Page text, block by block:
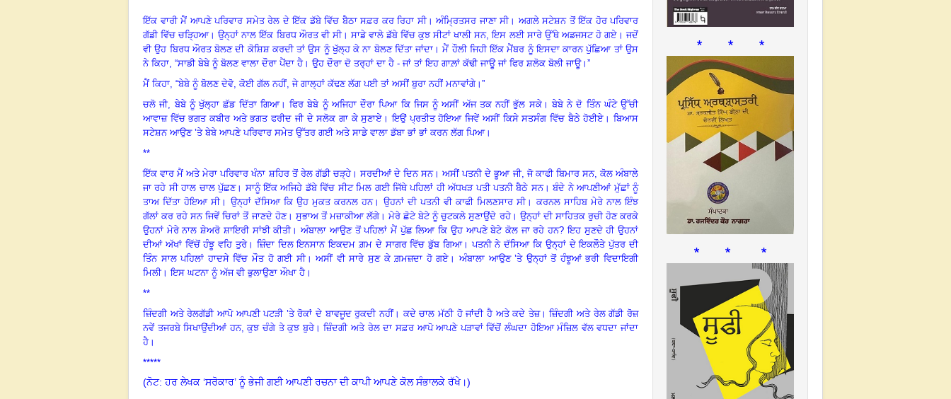
ਇੱਕ ਵਾਰੀ ਮੈਂ ਆਪਣੇ ਪਰਿਵਾਰ ਸਮੇਤ ਰੇਲ ਦੇ ਇੱਕ ਡੱਬੇ ਵਿੱਚ ਬੈਠਾ ਸਫ਼ਰ ਕਰ ਰਿਹਾ ਸੀ। ਅੰਮ੍ਰਿਤਸਰ ਜਾਣਾ ਸੀ। ਅਗਲੇ ਸਟੇਸ਼ਨ ਤੋਂ ਇੱਕ ਹੋਰ ਪਰਿਵਾਰ
ਗੱਡੀ ਵਿੱਚ ਚੜ੍ਹਿਆ। ਉਨ੍ਹਾਂ ਨਾਲ ਇੱਕ ਬਿਰਧ ਔਰਤ ਵੀ ਸੀ। ਸਾਡੇ ਵਾਲੇ ਡੱਬੇ ਵਿੱਚ ਕੁਝ ਸੀਟਾਂ ਖਾਲੀ ਸਨ, ਇਸ ਲਈ ਸਾਰੇ ਉੱਥੇ ਅਡਜਸਟ ਹੋ ਗਏ।ਜਦੋਂ
ਵੀ ਉਹ ਬਿਰਧ ਔਰਤ ਬੋਲਣ ਦੀ ਕੋਸ਼ਿਸ਼ ਕਰਦੀ ਤਾਂ ਉਸ ਨੂੰ ਖੁੱਲ੍ਹ ਕੇ ਨਾ ਬੋਲਣ ਦਿੱਤਾ ਜਾਂਦਾ ।ਮੈਂ ਹੌਲੀ ਜਿਹੀ ਇੱਕ ਮੈਂਬਰ ਨੂੰ ਇਸਦਾ ਕਾਰਨ ਪੁੱਛਿਆ ਤਾਂ ਉਸ
ਨੇ ਕਿਹਾ, “ਸਾਡੀ ਬੇਬੇ ਨੂੰ ਬੋਲਣ ਵਾਲਾ ਦੌਰਾ ਪੈਂਦਾ ਹੈ । ਉਹ ਦੌਰਾ ਦੋ ਤਰ੍ਹਾਂ ਦਾ ਹੈ - ਜਾਂ ਤਾਂ ਇਹ ਗਾਲ਼ਾਂ ਕੱਢੀ ਜਾਊ ਜਾਂ ਫਿਰ ਸ਼ਲੋਕ ਬੋਲੀ ਜਾਊ। ”
ਮੈਂ ਕਿਹਾ , “ਬੇਬੇ ਨੂੰ ਬੋਲਣ ਦੇਵੋ, ਕੋਈ ਗੱਲ ਨਹੀਂ, ਜੇ ਗਾਲ੍ਹਾਂ ਕੱਢਣ ਲੱਗ ਪਈ ਤਾਂ ਅਸੀਂ ਬੁਰਾ ਨਹੀਂ ਮਨਾਵਾਂਗੇ।”
ਚਲੋ ਜੀ, ਬੇਬੇ ਨੂੰ ਖੁੱਲ੍ਹਾ ਛੱਡ ਦਿੱਤਾ ਗਿਆ। ਫਿਰ ਬੇਬੇ ਨੂੰ ਅਜਿਹਾ ਦੌਰਾ ਪਿਆ ਕਿ ਜਿਸ ਨੂੰ ਅਸੀਂ ਅੱਜ ਤਕ ਨਹੀਂ ਭੁੱਲ ਸਕੇ। ਬੇਬੇ ਨੇ ਦੋ ਤਿੰਨ ਘੰਟੇ ਉੱਚੀ
ਆਵਾਜ਼ ਵਿੱਚ ਭਗਤ ਕਬੀਰ ਅਤੇ ਭਗਤ ਫਰੀਦ ਜੀ ਦੇ ਸਲੋਕ ਗਾ ਕੇ ਸੁਣਾਏ ।ਇਉਂ ਪ੍ਰਤੀਤ ਹੋਇਆ ਜਿਵੇਂ ਅਸੀਂ ਕਿਸੇ ਸਤਸੰਗ ਵਿੱਚ ਬੈਠੇ ਹੋਈਏ ।ਬਿਆਸ
ਸਟੇਸ਼ਨ ਆਉਣ ’ਤੇ ਬੇਬੇ ਆਪਣੇ ਪਰਿਵਾਰ ਸਮੇਤ ਉੱਤਰ ਗਈ ਅਤੇ ਸਾਡੇ ਵਾਲਾ ਡੱਬਾ ਭਾਂ ਭਾਂ ਕਰਨ ਲੱਗ ਪਿਆ।
**
ਇੱਕ ਵਾਰ ਮੈਂ ਅਤੇ ਮੇਰਾ ਪਰਿਵਾਰ ਖੰਨਾ ਸ਼ਹਿਰ ਤੋਂ ਰੇਲ ਗੱਡੀ ਚੜ੍ਹੇ। ਸਰਦੀਆਂ ਦੇ ਦਿਨ ਸਨ।ਅਸੀਂ ਪਤਨੀ ਦੇ ਭੂਆ ਜੀ, ਜੋ ਕਾਫੀ ਬਿਮਾਰ ਸਨ, ਕੋਲ ਅੰਬਾਲੇ
ਜਾ ਰਹੇ ਸੀ ਹਾਲ ਚਾਲ ਪੁੱਛਣ। ਸਾਨੂੰ ਇੱਕ ਅਜਿਹੇ ਡੱਬੇ ਵਿੱਚ ਸੀਟ ਮਿਲ ਗਈ ਜਿੱਥੇ ਪਹਿਲਾਂ ਹੀ ਅੱਧਖੜ ਪਤੀ ਪਤਨੀ ਬੈਠੇ ਸਨ।ਬੰਦੇ ਨੇ ਆਪਣੀਆਂ ਮੁੱਛਾਂ ਨੂੰ
ਤਾਅ ਦਿੱਤਾ ਹੋਇਆ ਸੀ। ਉਨ੍ਹਾਂ ਦੱਸਿਆ ਕਿ ਉਹ ਮੁਕਤ ਕਰਨਲ ਹਨ। ਉਹਨਾਂ ਦੀ ਪਤਨੀ ਵੀ ਕਾਫੀ ਮਿਲਣਸਾਰ ਸੀ। ਕਰਨਲ ਸਾਹਿਬ ਮੇਰੇ ਨਾਲ ਇੰਝ
ਗੱਲਾਂ ਕਰ ਰਹੇ ਸਨ ਜਿਵੇਂ ਚਿਰਾਂ ਤੋਂ ਜਾਣਦੇ ਹੋਣ। ਸੁਭਾਅ ਤੋਂ ਮਜ਼ਾਕੀਆ ਲੱਗੇ।ਮੇਰੇ ਛੋਟੇ ਬੇਟੇ ਨੂੰ ਚੁਟਕਲੇ ਸੁਣਾਉਂਦੇ ਰਹੇ। ਉਨ੍ਹਾਂ ਦੀ ਸਾਹਿਤਕ ਰੁਚੀ ਹੋਣ ਕਰਕੇ
ਉਹਨਾਂ ਮੇਰੇ ਨਾਲ ਸ਼ੇਅਰੋ ਸ਼ਾਇਰੀ ਸਾਂਝੀ ਕੀਤੀ।ਅੰਬਾਲਾ ਆਉਣ ਤੋਂ ਪਹਿਲਾਂ ਮੈਂ ਪੁੱਛ ਲਿਆ ਕਿ ਉਹ ਆਪਣੇ ਬੇਟੇ ਕੋਲ ਜਾ ਰਹੇ ਹਨ? ਇਹ ਸੁਣਦੇ ਹੀ ਉਹਨਾਂ
ਦੀਆਂ ਅੱਖਾਂ ਵਿੱਚੋਂ ਹੰਝੂ ਵਹਿ ਤੁਰੇ। ਜ਼ਿੰਦਾ ਦਿਲ ਇਨਸਾਨ ਇਕਦਮ ਗ਼ਮ ਦੇ ਸਾਗਰ ਵਿੱਚ ਡੁੱਬ ਗਿਆ। ਪਤਨੀ ਨੇ ਦੱਸਿਆ ਕਿ ਉਨ੍ਹਾਂ ਦੇ ਇਕਲੌਤੇ ਪੁੱਤਰ ਦੀ
ਤਿੰਨ ਸਾਲ ਪਹਿਲਾਂ ਹਾਦਸੇ ਵਿੱਚ ਮੌਤ ਹੋ ਗਈ ਸੀ।ਅਸੀਂ ਵੀ ਸਾਰੇ ਸੁਣ ਕੇ ਗ਼ਮਜ਼ਦਾ ਹੋ ਗਏ । ਅੰਬਾਲਾ ਆਉਣ ’ਤੇ ਉਨ੍ਹਾਂ ਤੋਂ ਹੰਝੂਆਂ ਭਰੀ ਵਿਦਾਇਗੀ
ਮਿਲੀ।ਇਸ ਘਟਨਾ ਨੂੰ ਅੱਜ ਵੀ ਭੁਲਾਉਣਾ ਔਖਾ ਹੈ ।
**
ਜ਼ਿੰਦਗੀ ਅਤੇ ਰੇਲਗੱਡੀ ਆਪੋ ਆਪਣੀ ਪਟੜੀ ’ਤੇ ਰੋਕਾਂ ਦੇ ਬਾਵਜੂਦ ਰੁਕਦੀ ਨਹੀਂ। ਕਦੇ ਚਾਲ ਮੱਠੀ ਹੋ ਜਾਂਦੀ ਹੈ ਅਤੇ ਕਦੇ ਤੇਜ਼।ਜ਼ਿੰਦਗੀ ਅਤੇ ਰੇਲ ਗੱਡੀ ਰੋਜ਼
ਨਵੇਂ ਤਜਰਬੇ ਸਿਖਾਉਂਦੀਆਂ ਹਨ, ਕੁਝ ਚੰਗੇ ਤੇ ਕੁਝ ਬੁਰੇ।ਜ਼ਿੰਦਗੀ ਅਤੇ ਰੇਲ ਦਾ ਸਫ਼ਰ ਆਪੋ ਆਪਣੇ ਪੜਾਵਾਂ ਵਿੱਚੋਂ ਲੰਘਦਾ ਹੋਇਆ ਮੰਜ਼ਿਲ ਵੱਲ ਵਧਦਾ ਜਾਂਦਾ
ਹੈ ।
*****
(ਨੋਟ: ਹਰ ਲੇਖਕ ‘ਸਰੋਕਾਰ’ ਨੂੰ ਭੇਜੀ ਗਈ ਆਪਣੀ ਰਚਨਾ ਦੀ ਕਾਪੀ ਆਪਣੇ ਕੋਲ ਸੰਭਾਲਕੇ ਰੱਖੇ।)
* * *
* * *